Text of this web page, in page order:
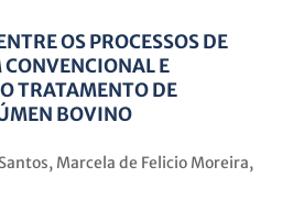
OS PROCESSOS DE
E
TRATAMENTO DE
BOVINO
Marcela de Felicio Moreira,